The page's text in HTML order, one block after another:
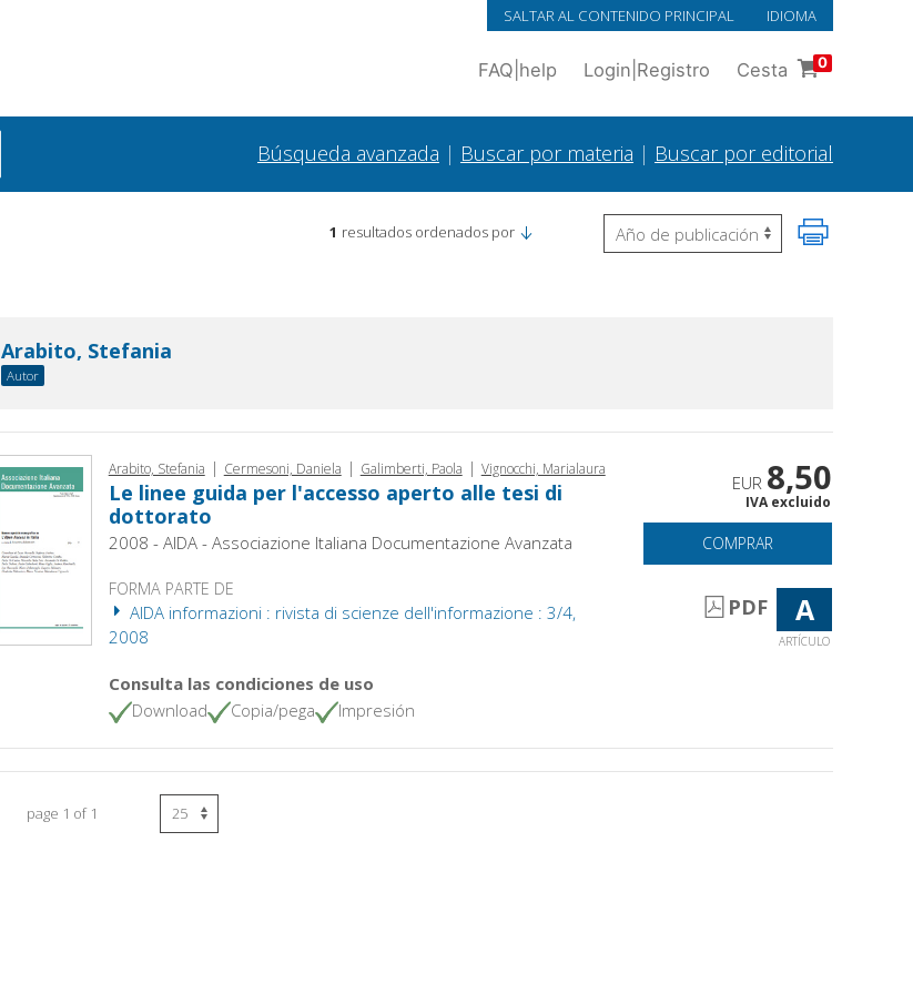
SALTAR AL CONTENIDO PRINCIPAL IDIOMA
FAQ help Login Registro Cesta 0
Búsqueda avanzada | Buscar por materia | Buscar por editorial
1 resultados ordenados por
Arabito, Stefania
Autor
Arabito, Stefania | Cermesoni, Daniela | Galimberti, Paola | Vignocchi, Marialaura
Le linee guida per l'accesso aperto alle tesi di
dottorato
2008 - AIDA - Associazione Italiana Documentazione Avanzata
FORMA PARTE DE
AIDA informazioni : rivista di scienze dell'informazione : 3/4,
2008
Consulta las condiciones de uso
Download
Copia/pega Impresión
EUR 8,50
IVA excluido
COMPRAR
PDF A
ARTÍCULO
page 1 of 1